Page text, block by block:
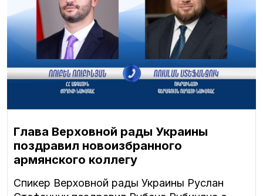
Глава Верховной рады Украины
поздравил новоизбранного
армянского коллегу
Спикер Верховной рады Украины Руслан